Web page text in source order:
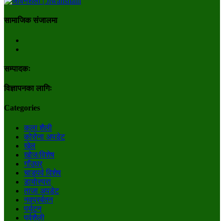
सामाजिक संजालमा
सम्पादकः
विज्ञापनका लागिः
Categories
कला शैली
कोरोना अपडेट
खेल
खोज/विशेष
गाँउघर
चाडपर्व विशेष
डायाेस्परा
ताजा अपडेट
नवप्रर्बतन
पर्यटन
पर्वशैली